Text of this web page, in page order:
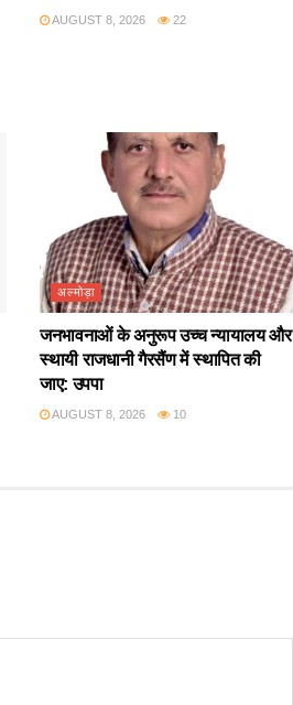
AUGUST 8, 2026 22
अल्मोड़ा
जनभावनाओं के अनुरूप उच्च न्यायालय और
स्थायी राजधानी गैरसैंण में स्थापित की
जाए: उपपा
AUGUST 8, 2026 10